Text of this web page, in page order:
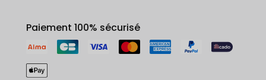
Paiement 100% sécurisé